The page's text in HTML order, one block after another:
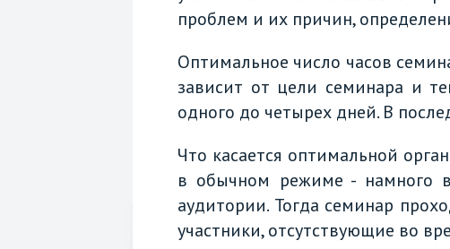
проблем и их причин,
Оптимальное число часов
зависит от цели семинара и
одного до четырех дней. В
Что касается оптимальной
в обычном режиме - намного
аудитории. Тогда семинар
участники, отсутствующие во